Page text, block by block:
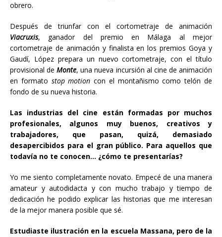
obrero.
Después de triunfar con el cortometraje de animación
Viacruxis, ganador del premio en Málaga al mejor
cortometraje de animación y finalista en los premios Goya y
Gaudí, López prepara un nuevo cortometraje, con el título
provisional deMonte, una nueva incursión al cine de animación
en formato stop motioncon el montañismo como telón de
fondo de su nueva historia.
Las industrias del cine están formadas por muchos
profesionales, algunos muy buenos, creativos y
trabajadores, que pasan, quizá, demasiado
desapercibidos para el gran público. Para aquellos que
todavía no te conocen… ¿cómo te presentarías?
Yo me siento completamente novato. Empecé de una manera
amateur y autodidacta y con mucho trabajo y tiempo de
dedicación he podido explicar las historias que me interesan
de la mejor manera posible que sé.
Estudiaste ilustración en la escuela Massana, pero de la